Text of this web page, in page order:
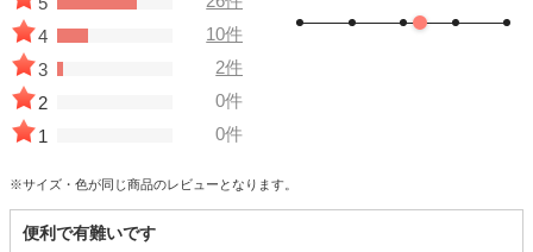
4
10件
3
2件
2
0件
1
0件
※サイズ・色が同じ商品のレビューとなります。
便利で有難いです